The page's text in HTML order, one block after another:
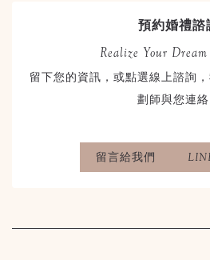
預約婚禮諮
Realize Your
留下您的資訊，或點選線上諮詢
劃師與您連絡
留言給我們